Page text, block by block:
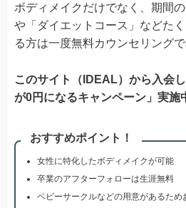
ボディメイクだけでなく、期間
や「ダイエットコース」などた
る方は一度無料カウンセリング
このサイト（IDEAL）から入会
が0円になるキャンペーン」実施
おすすめポイント！
女性に特化したボディメイクが可能
卒業のアフターフォローは生涯無料
ベビーサークルなどの用意があるため